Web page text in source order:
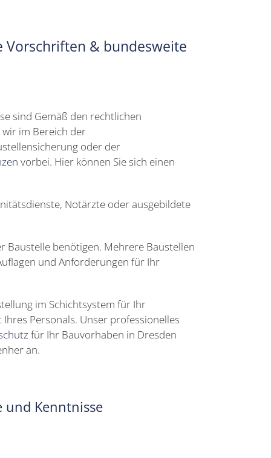
Vorschriften & bundesweite
sind Gemäß den rechtlichen
im Bereich der
oder der
vorbei. Hier können Sie sich einen
Notärzte oder ausgebildete
Baustelle benötigen. Mehrere Baustellen
und Anforderungen für Ihr
im Schichtsystem für Ihr
Personals. Unser professionelles
für Ihr Bauvorhaben in Dresden
an.
und Kenntnisse